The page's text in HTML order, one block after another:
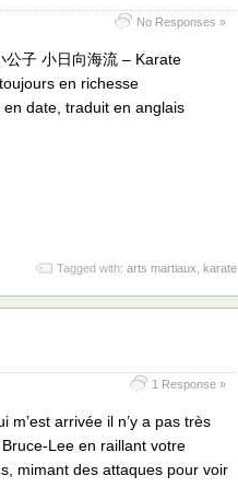
No Responses »
子 小日向海流 – Karate
en richesse
date, traduit en anglais
Tagged with: arts martiaux karate
1 Response »
arrivée il n’y a pas très
Lee en raillant votre
mimant des attaques pour voir